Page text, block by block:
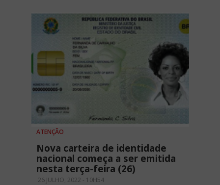
ATENÇÃO
Nova carteira de identidade
nacional começa a ser emitida
nesta terça-feira (26)
26 JULHO, 2022 - 10H54